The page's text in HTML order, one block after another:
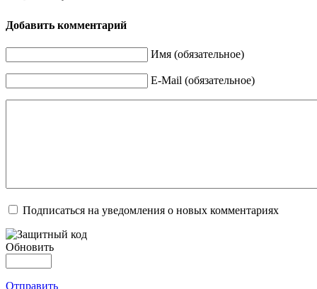
Добавить комментарий
Имя (обязательное)
E-Mail (обязательное)
Подписаться на уведомления о новых комментариях
Обновить
Отправить